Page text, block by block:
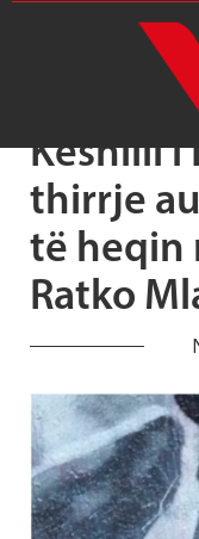
Tag
Këshilli i
thirrje
të heqin
Ratko